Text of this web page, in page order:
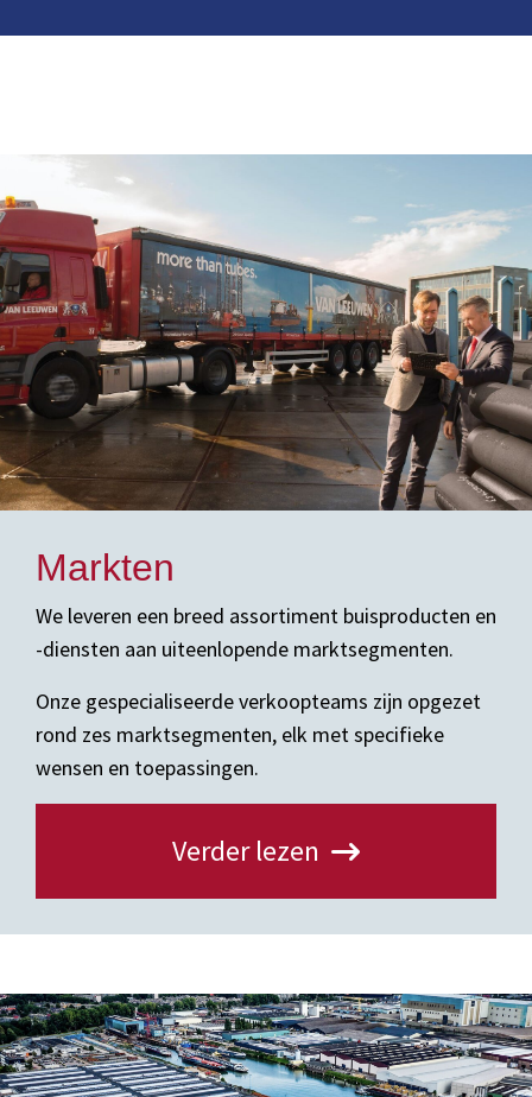
Markten
We leveren een breed assortiment buisproducten en
-diensten aan uiteenlopende marktsegmenten.
Onze gespecialiseerde verkoopteams zijn opgezet
rond zes marktsegmenten, elk met specifieke
wensen en toepassingen.
Verder lezen